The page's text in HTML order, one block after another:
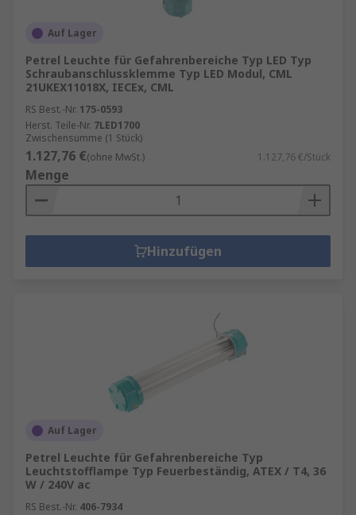
Auf Lager
Petrel Leuchte für Gefahrenbereiche Typ LED Typ
Schraubanschlussklemme Typ LED Modul, CML
21UKEX11018X, IECEx, CML
RS Best.-Nr. 175-0593
Herst. Teile-Nr. 7LED1700
Zwischensumme (1 Stück)
1.127,76 €(ohne MwSt.) 1.127,76 €/Stück
Menge
Hinzufügen
Auf Lager
Petrel Leuchte für Gefahrenbereiche Typ
Leuchtstofflampe Typ Feuerbeständig, ATEX / T4, 36
W / 240V ac
RS Best.-Nr. 406-7934